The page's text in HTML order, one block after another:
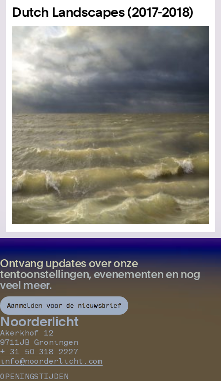
Dutch Landscapes (2017-2018)
Ontvang updates over onze
tentoonstellingen, evenementen en nog
veel meer.
Aanmelden voor de nieuwsbrief
Noorderlicht
Akerkhof 12
9711JB Groningen
+ 31 50 318 2227
info@noorderlicht.com
OPENINGSTIJDEN